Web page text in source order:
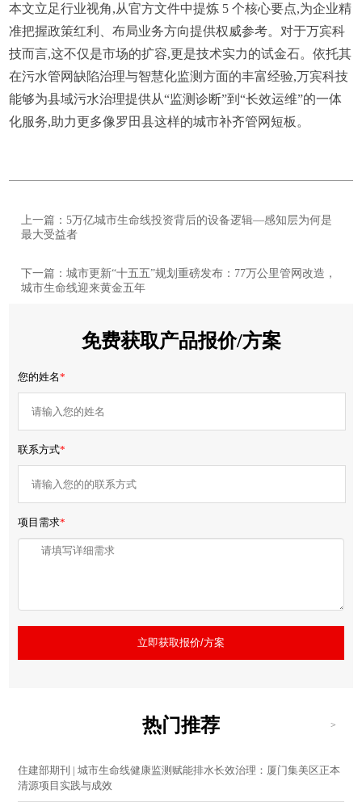
本文立足行业视角,从官方文件中提炼 5 个核心要点,为企业精
准把握政策红利、布局业务方向提供权威参考。对于万宾科
技而言,这不仅是市场的扩容,更是技术实力的试金石。依托其
在污水管网缺陷治理与智慧化监测方面的丰富经验,万宾科技
能够为县域污水治理提供从“监测诊断”到“长效运维”的一体
化服务,助力更多像罗田县这样的城市补齐管网短板。
上一篇：5万亿城市生命线投资背后的设备逻辑—感知层为何是
最大受益者
下一篇：城市更新“十五五”规划重磅发布：77万公里管网改造，
城市生命线迎来黄金五年
免费获取产品报价/方案
您的姓名*
联系方式*
项目需求*
立即获取报价/方案
热门推荐 >
住建部期刊 | 城市生命线健康监测赋能排水长效治理：厦门集美区正本
清源项目实践与成效